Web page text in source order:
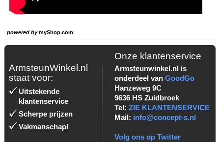
powered bymyShop.com
ArmsteunWinkel.nl
staat voor:
Uitstekende
klantenservice
Scherpe prijzen
Vakmanschap!
Onze klantenservice
Armsteunwinkel.nl is
onderdeel van GoodGo
Hanzeweg 9C
9636 HS Zuidbroek
Tel: ZIE KLANTENSERVICE
Mail: info@concept-s.nl
Volg ons op Twitter